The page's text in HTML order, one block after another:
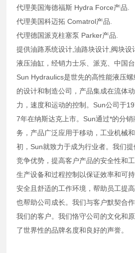
代理美国海德福斯 Hydra Force产品.
代理美国科迈拓 Comatrol产品.
代理德国派克柱塞泵 Parker产品.
提供油路系统设计,油路块设计,阀块设
液压油缸，经销力士乐、派克、中国
Sun Hydraulics是世先的高性能液压
的设计和制造公司，产品集成在流体
力，速度和运动的控制。Sun公司于
7年在纳斯达克上市。Sun通过*的分
务，产品广泛应用于移动，工业机械
初，Sun就致力于成为行业者。我们
竞争优势，提高客户产品的安全性和
生产设备和过程控制以保证效率和可
安全且舒适的工作环境，帮助员工提
也帮助公司成长。我们与客户默契合
我们的客户。我们恪守公司的文化和
了世界性的品牌名度和良好的声誉。